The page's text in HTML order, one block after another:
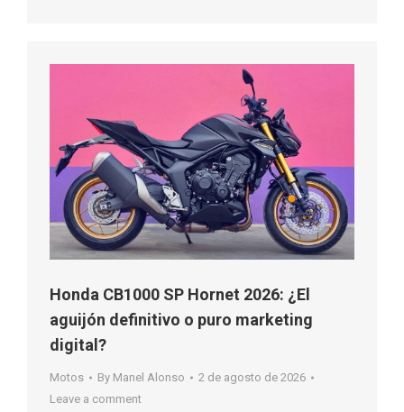
Honda CB1000 SP Hornet 2026: ¿El
aguijón definitivo o puro marketing
digital?
Motos By Manel Alonso
2 de agosto de 2026
Leave a comment